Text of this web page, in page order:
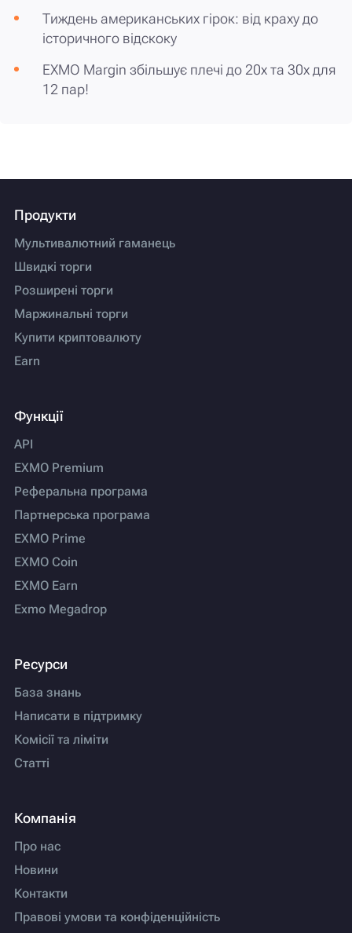
Тиждень американських гірок: від краху до
історичного відскоку
EXMO Margin збільшує плечі до 20х та 30х для
12 пар!
Продукти
Мультивалютний гаманець
Швидкі торги
Розширені торги
Маржинальні торги
Купити криптовалюту
Earn
Функції
API
EXMO Premium
Реферальна програма
Партнерська програма
EXMO Prime
EXMO Coin
EXMO Earn
Exmo Megadrop
Ресурси
База знань
Написати в підтримку
Комісії та ліміти
Статті
Компанія
Про нас
Новини
Контакти
Правові умови та конфіденційність